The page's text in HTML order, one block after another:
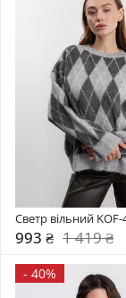
Светр вільний KOF-
993 ₴ 1 419 ₴
- 40%